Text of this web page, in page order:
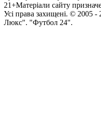
21+Матеріали сайту
Усi права захищенi. © 2005 -
Люкс". "Футбол 24".